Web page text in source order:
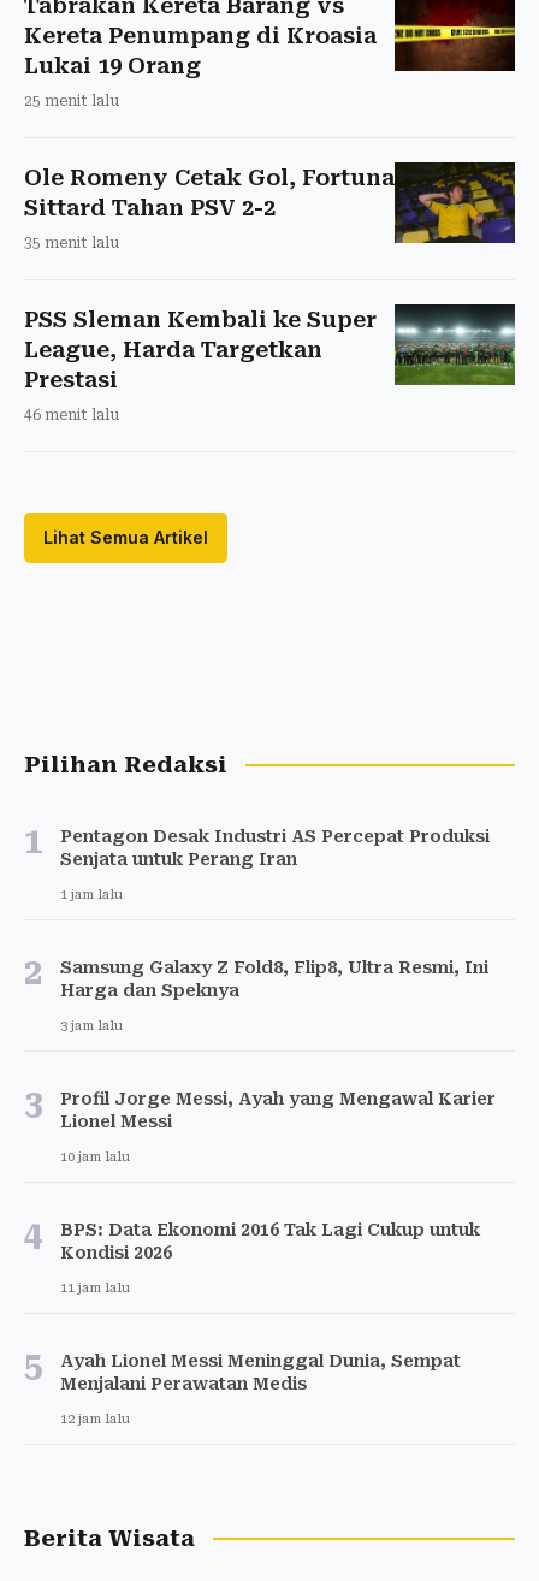
Kereta Penumpang di Kroasia
Lukai 19 Orang
25 menit lalu
Ole Romeny Cetak Gol, Fortuna
Sittard Tahan PSV 2-2
35 menit lalu
PSS Sleman Kembali ke Super
League, Harda Targetkan
Prestasi
46 menit lalu
Lihat Semua Artikel
Pilihan Redaksi
1
Pentagon Desak Industri AS Percepat Produksi
Senjata untuk Perang Iran
1 jam lalu
2
Samsung Galaxy Z Fold8, Flip8, Ultra Resmi, Ini
Harga dan Speknya
3 jam lalu
3
Profil Jorge Messi, Ayah yang Mengawal Karier
Lionel Messi
10 jam lalu
4
BPS: Data Ekonomi 2016 Tak Lagi Cukup untuk
Kondisi 2026
11 jam lalu
5
Ayah Lionel Messi Meninggal Dunia, Sempat
Menjalani Perawatan Medis
12 jam lalu
Berita Wisata